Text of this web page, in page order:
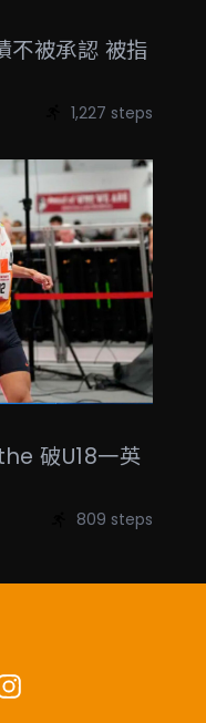
被承認 被指
1,227 steps
破U18一英
809 steps